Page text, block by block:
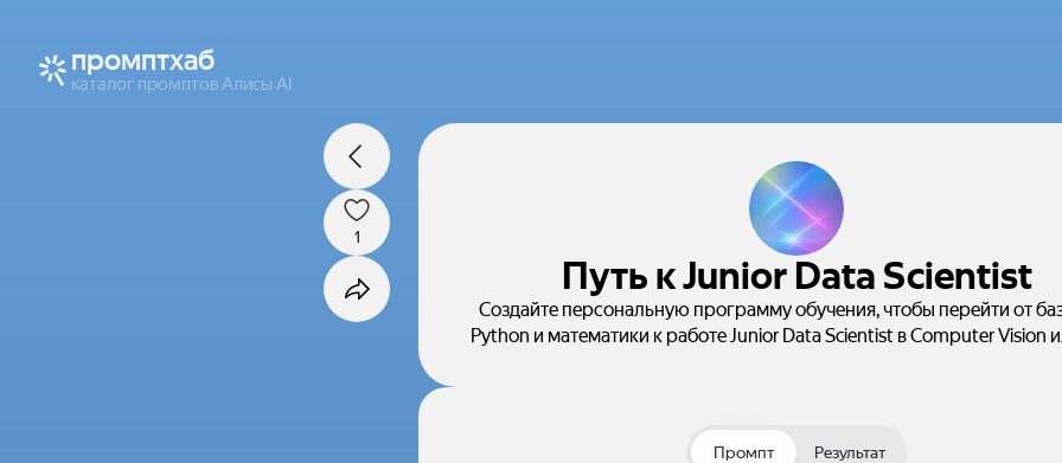
промптхаб
каталог промптов Алисы AI
Путь к Junior Data Scientist
Создайте персональную программу обучения, чтобы перейти от
Python и математики к работе Junior Data Scientist в Computer Vision
1
Промпт Результат